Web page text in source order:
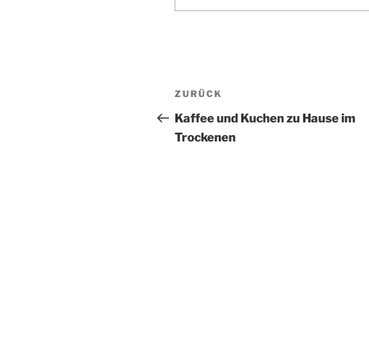
Beitragsnavigation
Vorheriger
Beitrag
ZURÜCK
Kaffee und Kuchen zu Hause im
Trockenen